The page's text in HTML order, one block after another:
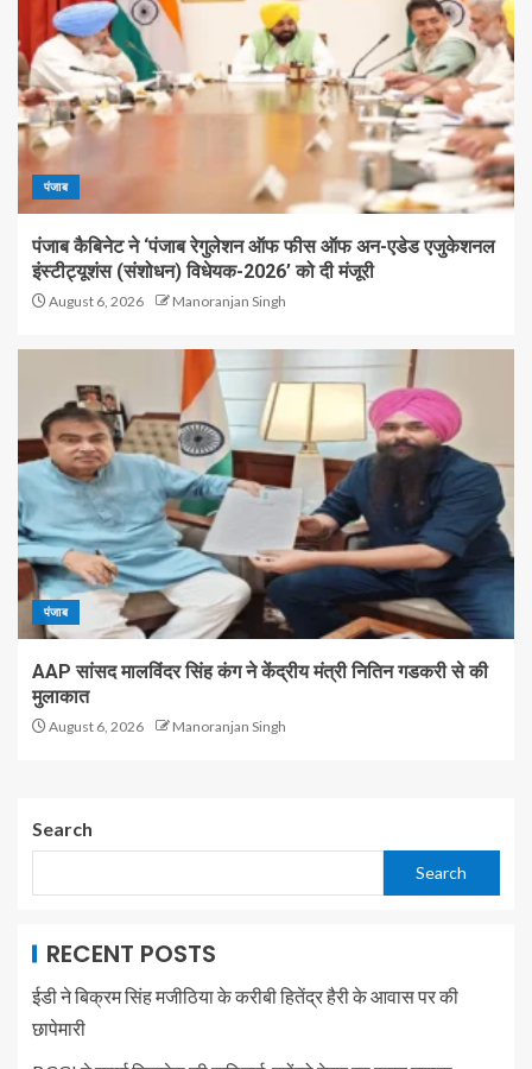
पंजाब
पंजाब कैबिनेट ने ‘पंजाब रेगुलेशन ऑफ फीस ऑफ अन-एडेड एजुकेशनल
इंस्टीट्यूशंस (संशोधन) विधेयक-2026’ को दी मंजूरी
August 6, 2026 Manoranjan Singh
पंजाब
AAP सांसद मालविंदर सिंह कंग ने केंद्रीय मंत्री नितिन गडकरी से की
मुलाकात
August 6, 2026 Manoranjan Singh
Search
Search
RECENT POSTS
ईडी ने बिक्रम सिंह मजीठिया के करीबी हितेंद्र हैरी के आवास पर की
छापेमारी